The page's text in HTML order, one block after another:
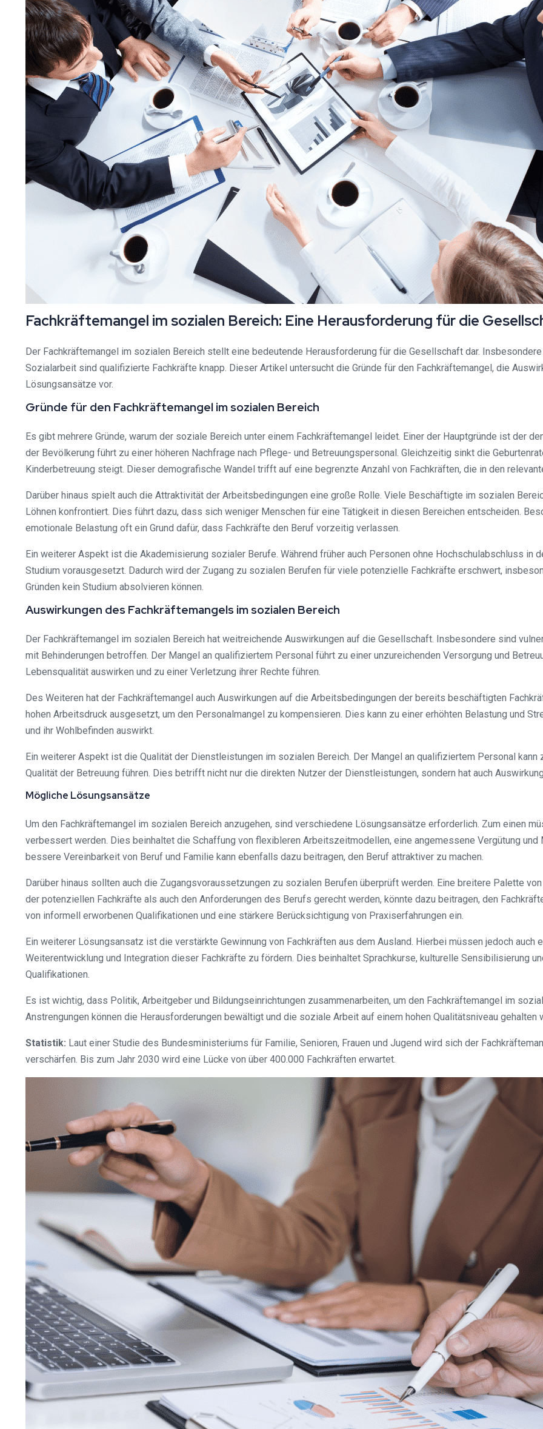
Fachkräftemangel im sozialen Bereich: Eine Herausforderung für die
Der Fachkräftemangel im sozialen Bereich stellt eine bedeutende Herausforderung für die Gesellschaft dar.
Sozialarbeit sind qualifizierte Fachkräfte knapp. Dieser Artikel untersucht die Gründe für den Fachkräftemangel, die
Lösungsansätze vor.
Gründe für den Fachkräftemangel im sozialen Bereich
Es gibt mehrere Gründe, warum der soziale Bereich unter einem Fachkräftemangel leidet. Einer der Hauptgründe ist der
der Bevölkerung führt zu einer höheren Nachfrage nach Pflege- und Betreuungspersonal. Gleichzeitig sinkt die
Kinderbetreuung steigt. Dieser demografische Wandel trifft auf eine begrenzte Anzahl von Fachkräften, die in den
Darüber hinaus spielt auch die Attraktivität der Arbeitsbedingungen eine große Rolle. Viele Beschäftigte im sozialen
Löhnen konfrontiert. Dies führt dazu, dass sich weniger Menschen für eine Tätigkeit in diesen Bereichen entscheiden.
emotionale Belastung oft ein Grund dafür, dass Fachkräfte den Beruf vorzeitig verlassen.
Ein weiterer Aspekt ist die Akademisierung sozialer Berufe. Während früher auch Personen ohne Hochschulabschluss in
Studium vorausgesetzt. Dadurch wird der Zugang zu sozialen Berufen für viele potenzielle Fachkräfte erschwert,
Gründen kein Studium absolvieren können.
Auswirkungen des Fachkräftemangels im sozialen Bereich
Der Fachkräftemangel im sozialen Bereich hat weitreichende Auswirkungen auf die Gesellschaft. Insbesondere sind
mit Behinderungen betroffen. Der Mangel an qualifiziertem Personal führt zu einer unzureichenden Versorgung und
Lebensqualität auswirken und zu einer Verletzung ihrer Rechte führen.
Des Weiteren hat der Fachkräftemangel auch Auswirkungen auf die Arbeitsbedingungen der bereits beschäftigten
hohen Arbeitsdruck ausgesetzt, um den Personalmangel zu kompensieren. Dies kann zu einer erhöhten Belastung und
und ihr Wohlbefinden auswirkt.
Ein weiterer Aspekt ist die Qualität der Dienstleistungen im sozialen Bereich. Der Mangel an qualifiziertem Personal kann
Qualität der Betreuung führen. Dies betrifft nicht nur die direkten Nutzer der Dienstleistungen, sondern hat auch
Mögliche Lösungsansätze
Um den Fachkräftemangel im sozialen Bereich anzugehen, sind verschiedene Lösungsansätze erforderlich. Zum einen
verbessert werden. Dies beinhaltet die Schaffung von flexibleren Arbeitszeitmodellen, eine angemessene Vergütung
bessere Vereinbarkeit von Beruf und Familie kann ebenfalls dazu beitragen, den Beruf attraktiver zu machen.
Darüber hinaus sollten auch die Zugangsvoraussetzungen zu sozialen Berufen überprüft werden. Eine breitere Palette
der potenziellen Fachkräfte als auch den Anforderungen des Berufs gerecht werden, könnte dazu beitragen, den
von informell erworbenen Qualifikationen und eine stärkere Berücksichtigung von Praxiserfahrungen ein.
Ein weiterer Lösungsansatz ist die verstärkte Gewinnung von Fachkräften aus dem Ausland. Hierbei müssen jedoch
Weiterentwicklung und Integration dieser Fachkräfte zu fördern. Dies beinhaltet Sprachkurse, kulturelle Sensibilisierung
Qualifikationen.
Es ist wichtig, dass Politik, Arbeitgeber und Bildungseinrichtungen zusammenarbeiten, um den Fachkräftemangel im
Anstrengungen können die Herausforderungen bewältigt und die soziale Arbeit auf einem hohen Qualitätsniveau gehalten
Statistik: Laut einer Studie des Bundesministeriums für Familie, Senioren, Frauen und Jugend wird sich der
verschärfen. Bis zum Jahr 2030 wird eine Lücke von über 400.000 Fachkräften erwartet.